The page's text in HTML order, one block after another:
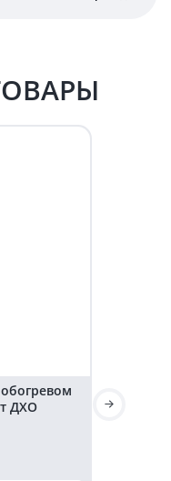
ДХО
дальнего